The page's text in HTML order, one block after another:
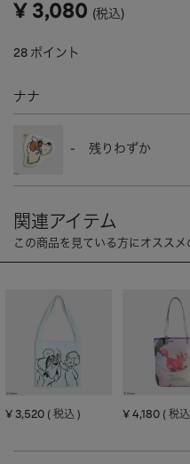
WALLET財布
PASS CASE
CHARM キーホルダー・チャーム
OTHERその他
MOBILEモバイル
すべて
I PHONE CASE iPhoneケース
PC/TABLETPC・タブレット
在庫のある商品のみ表示
¥ 3,080 税込
28 ポイント
ナナ
- 残りわずか
¥ 3,520 税込 ¥ 4,180 税込